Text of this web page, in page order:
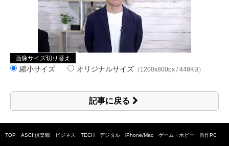
画像サイズ切り替え
縮小サイズ オリジナルサイズ （1200x800px / 448KB）
記事に戻る
TOP ASCII倶楽部 ビジネス TECH デジタル iPhone/Mac ゲーム・ホビー 自作PC